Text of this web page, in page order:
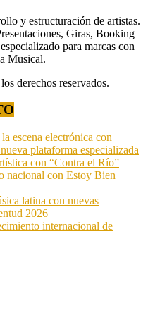
y estructuración de artistas.
Giras, Booking
para marcas con
Musical.
derechos reservados.
escena electrónica con
plataforma especializada
con “Contra el Río”
nacional con Estoy Bien
latina con nuevas
2026
internacional de